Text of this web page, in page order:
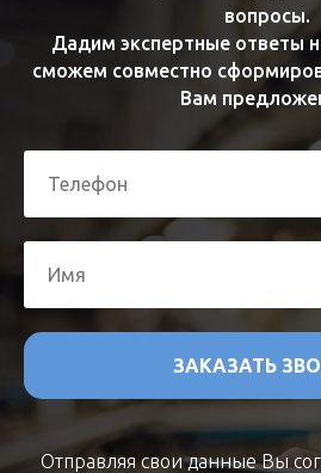
вопросы.
Дадим экспертные ответы
сможем совместно
Вам
ЗАКАЗАТЬ
Отправляя свои данные Вы